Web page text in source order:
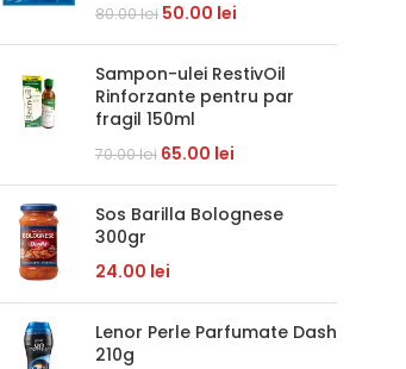
80.00lei 50.00 lei
Sampon-ulei RestivOil
Rinforzante pentru par
fragil 150ml
70.00lei 65.00 lei
Sos Barilla Bolognese
300gr
24.00 lei
Lenor Perle Parfumate Dash
210g